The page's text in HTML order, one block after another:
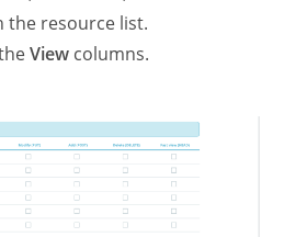
the resource list.
View columns.